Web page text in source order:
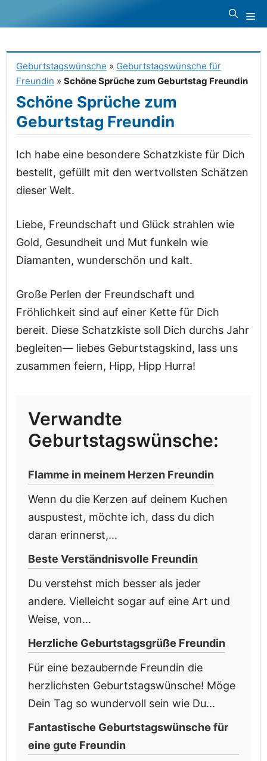
Inhalt
Geburtstagswünsche » Geburtstagswünsche für
Freundin » Schöne Sprüche zum Geburtstag Freundin
Schöne Sprüche zum
Geburtstag Freundin
Ich habe eine besondere Schatzkiste für Dich
bestellt, gefüllt mit den wertvollsten Schätzen
dieser Welt.
Liebe, Freundschaft und Glück strahlen wie
Gold, Gesundheit und Mut funkeln wie
Diamanten, wunderschön und kalt.
Große Perlen der Freundschaft und
Fröhlichkeit sind auf einer Kette für Dich
bereit. Diese Schatzkiste soll Dich durchs Jahr
begleiten— liebes Geburtstagskind, lass uns
zusammen feiern, Hipp, Hipp Hurra!
Verwandte
Geburtstagswünsche:
Flamme in meinem Herzen Freundin
Wenn du die Kerzen auf deinem Kuchen
auspustest, möchte ich, dass du dich
daran erinnerst,...
Beste Verständnisvolle Freundin
Du verstehst mich besser als jeder
andere. Vielleicht sogar auf eine Art und
Weise, von...
Herzliche Geburtstagsgrüße Freundin
Für eine bezaubernde Freundin die
herzlichsten Geburtstagswünsche! Möge
Dein Tag so wundervoll sein wie Du...
Fantastische Geburtstagswünsche für
eine gute Freundin